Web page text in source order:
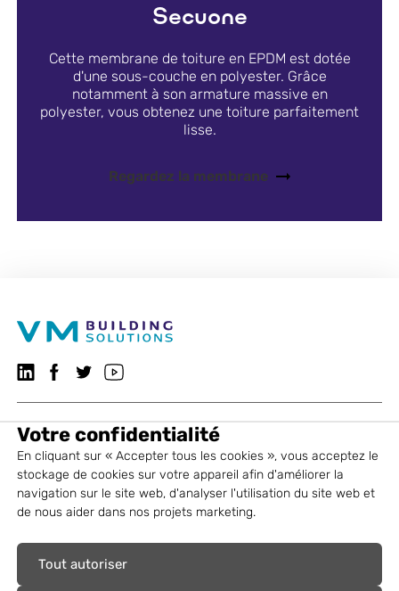
Secuone
Cette membrane de toiture en EPDM est dotée
d'une sous-couche en polyester. Grâce
notamment à son armature massive en
polyester, vous obtenez une toiture parfaitement
lisse.
Regardez la membrane
Suivez-nous sur LinkedIn
Suivez-nous sur Facebook
VMBSO.general.social.twitter.follow
Visitez notre chaîne YouTube
EPDM VM Building Solutions
Solutions
A propos de VM Building Solutions
Votre confidentialité
En cliquant sur « Accepter tous les cookies », vous acceptez le
stockage de cookies sur votre appareil afin d'améliorer la
navigation sur le site web, d'analyser l'utilisation du site web et
de nous aider dans nos projets marketing.
Tout autoriser